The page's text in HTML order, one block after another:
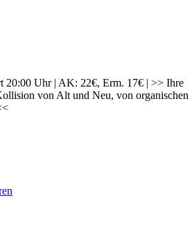
20:00 Uhr | AK: 22€, Erm. 17€ | >> Ihre
von Alt und Neu, von organischen